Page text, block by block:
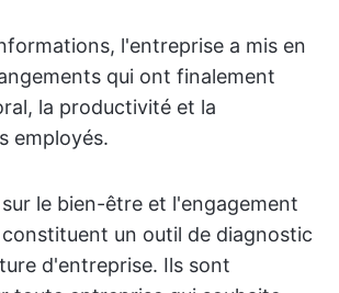
l'entreprise a mis en
qui ont finalement
la productivité et la
employés.
le bien-être et l'engagement
un outil de diagnostic
d'entreprise. Ils sont